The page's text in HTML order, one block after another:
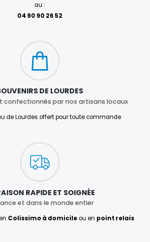
au :
04 90 90 26 52
DE LOURDES
confectionnés par nos artisans locaux
de Lourdes offert pour toute commande
RAPIDE ET SOIGNÉE
et dans le monde entier
Colissimo à domicileou en point relais